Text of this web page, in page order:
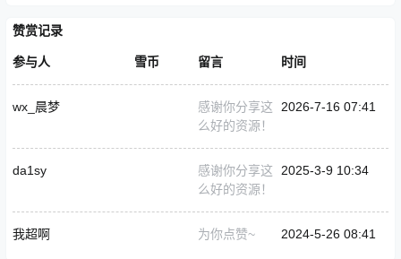
赞赏记录
参与人 雪币 留言 时间
wx_晨梦
感谢你分享这
么好的资源！
2026-7-16 07:41
da1sy
感谢你分享这
么好的资源！
2025-3-9 10:34
我超啊 为你点赞~ 2024-5-26 08:41